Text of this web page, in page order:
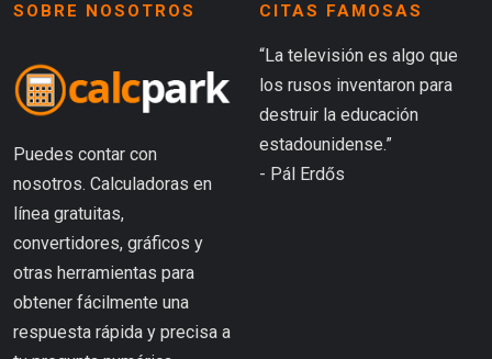
SOBRE NOSOTROS
Puedes contar con
nosotros. Calculadoras en
línea gratuitas,
convertidores, gráficos y
otras herramientas para
obtener fácilmente una
respuesta rápida y precisa a
CITAS FAMOSAS
“La televisión es algo que
los rusos inventaron para
destruir la educación
estadounidense.”
- Pál Erdős